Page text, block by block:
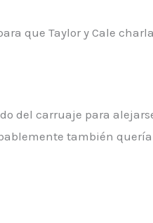
que Taylor y Cale
del carruaje para
también